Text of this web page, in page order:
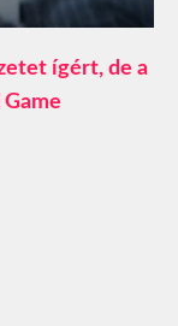
ígért, de a